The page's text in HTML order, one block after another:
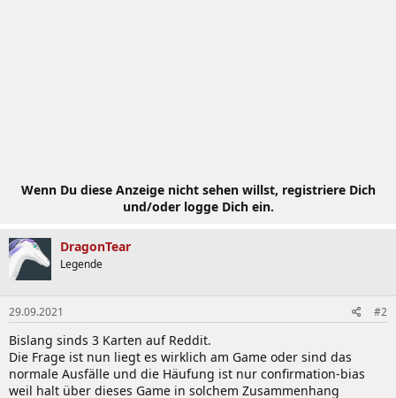
Wenn Du diese Anzeige nicht sehen willst, registriere Dich
und/oder logge Dich ein.
DragonTear
Legende
29.09.2021 #2
Bislang sinds 3 Karten auf Reddit.
Die Frage ist nun liegt es wirklich am Game oder sind das
normale Ausfälle und die Häufung ist nur confirmation-bias
weil halt über dieses Game in solchem Zusammenhang